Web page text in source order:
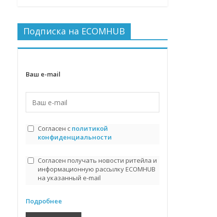
Подписка на ECOMHUB
Ваш e-mail
Согласен с политикой
конфиденциальности
Согласен получать новости ритейла и
информационную рассылку ECOMHUB
на указанный e-mail
Подробнее